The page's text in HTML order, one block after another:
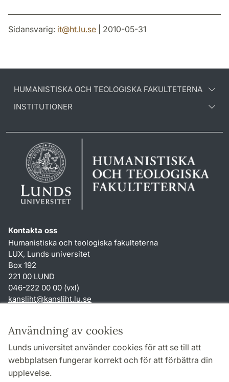
Användning av cookies
Lunds universitet använder cookies för att se till att
webbplatsen fungerar korrekt och för att förbättra din
upplevelse.
Sidansvarig: it@ht.lu.se | 2010-05-31
HUMANISTISKA OCH TEOLOGISKA FAKULTETERNA
INSTITUTIONER
Kontakta oss
Humanistiska och teologiska fakulteterna
LUX, Lunds universitet
Box 192
221 00 LUND
046-222 00 00 (vxl)
kansliht@kansliht.lu.se
Genvägar
Om webbplatsen och cookies
Behandling av personuppgifter
Tillgänglighetsredogörelse